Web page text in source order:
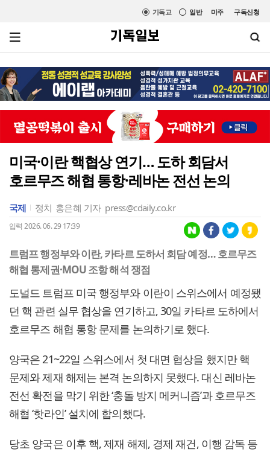
미주 구독신청
일반
기독교
미국·이란 핵협상 연기… 도하 회담서
호르무즈 해협 통항·레바논 전선 논의
국제 정치 홍은혜 기자 press@cdaily.co.kr
입력 2026. 06. 29 17:39
트럼프 행정부와 이란, 카타르 도하서 회담 예정… 호르무즈
해협 통제권·MOU 조항 해석 쟁점
도널드 트럼프 미국 행정부와 이란이 스위스에서 예정됐
던 핵 관련 실무 협상을 연기하고, 30일 카타르 도하에서
호르무즈 해협 통항 문제를 논의하기로 했다.
양국은 21~22일 스위스에서 첫 대면 협상을 했지만 핵
문제와 제재 해제는 본격 논의하지 못했다. 대신 레바논
전선 확전을 막기 위한 ‘충돌 방지 메커니즘’과 호르무즈
해협 ‘핫라인’ 설치에 합의했다.
당초 양국은 이후 핵, 제재 해제, 경제 재건, 이행 감독 등